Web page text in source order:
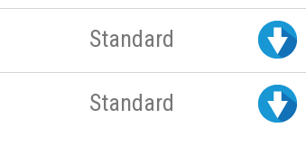
Standard
Standard